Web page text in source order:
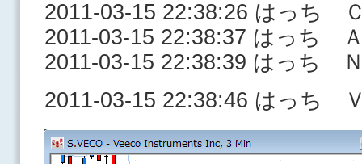
2011-03-15 22:38:26 はっち
2011-03-15 22:38:37 はっち
2011-03-15 22:38:39 はっち
2011-03-15 22:38:46 はっち